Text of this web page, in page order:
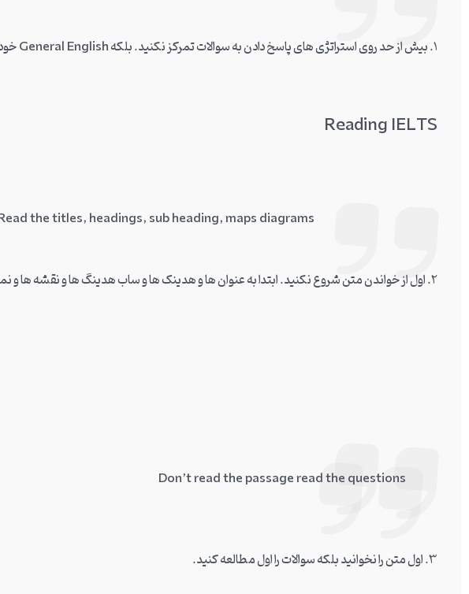
1. بیش از حد روی استراتژی های پاسخ دادن به سوالات تمرکز نکنید. بلکه General English خود را تقویت کنید.
Reading IELTS
the titles, headings, sub heading, maps diagrams
2. اول از خواندن متن شروع نکنید. ابتدا به عنوان ها و هدینک ها و ساب هدینگ ها و نقشه ها و نمودار ها توجه کنید.
Don’t read the passage read the questions
3. اول متن را نخوانید بلکه سوالات را اول مطالعه کنید.